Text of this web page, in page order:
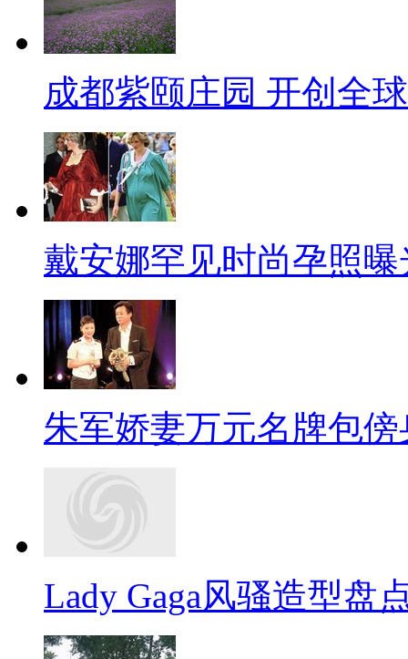
成都紫颐庄园 开创全
戴安娜罕见时尚孕照
朱军娇妻万元名牌包
Lady Gaga风骚造型盘